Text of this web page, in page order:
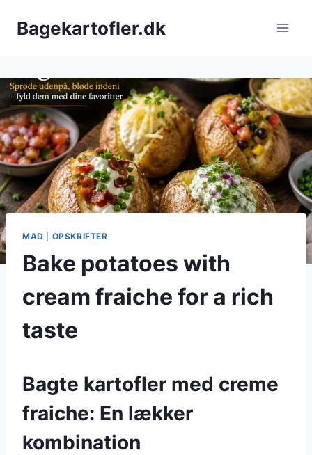
Bagekartofler.dk
MAD OPSKRIFTER
Bake potatoes with
cream fraiche for a rich
taste
Bagte kartofler med creme
fraiche: En lækker
kombination